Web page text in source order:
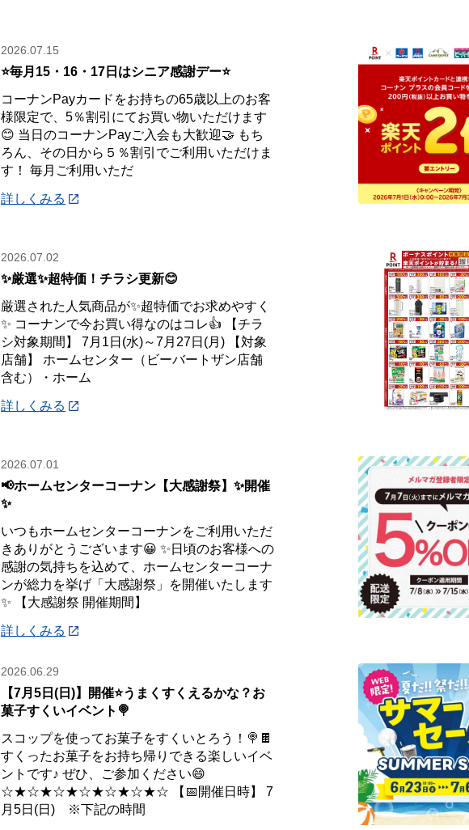
2026.07.15
⭐毎月15・16・17日はシニア感謝デー⭐
コーナンPayカードをお持ちの65歳以上のお客
様限定で、5％割引にてお買い物いただけます
😊 当日のコーナンPayご入会も大歓迎🤝 もち
ろん、その日から５％割引でご利用いただけま
す！ 毎月ご利用いただ
詳しくみる
2026.07.02
✨厳選✨超特価！チラシ更新😊
厳選された人気商品が✨超特価でお求めやすく
✨ コーナンで今お買い得なのはコレ👍 【チラ
シ対象期間】 7月1日(水)～7月27日(月) 【対象
店舗】 ホームセンター（ビーバートザン店舗
含む）・ホーム
詳しくみる
2026.07.01
📢ホームセンターコーナン【大感謝祭】✨開催
✨
いつもホームセンターコーナンをご利用いただ
きありがとうございます😀 ✨日頃のお客様への
感謝の気持ちを込めて、ホームセンターコーナ
ンが総力を挙げ「大感謝祭」を開催いたします
✨ 【大感謝祭 開催期間】
詳しくみる
2026.06.29
【7月5日(日)】開催⭐️うまくすくえるかな？お
菓子すくいイベント🍭
スコップを使ってお菓子をすくいとろう！🍭🍫
すくったお菓子をお持ち帰りできる楽しいイベ
ントです♪ ぜひ、ご参加ください😄
☆★☆★☆★☆★☆★☆★☆ 【📅開催日時】 7
月5日(日) ※下記の時間